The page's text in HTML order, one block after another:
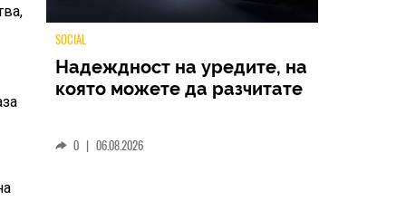
TECH
Ultra – ново име, познато